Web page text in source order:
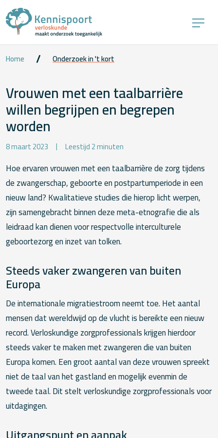
Home Onderzoek in 't kort
Vrouwen met een taalbarrière
willen begrijpen en begrepen
worden
8 maart 2023 Leestijd 2 minuten
Hoe ervaren vrouwen met een taalbarrière de zorg tijdens
de zwangerschap, geboorte en postpartumperiode in een
nieuw land? Kwalitatieve studies die hierop licht werpen,
zijn samengebracht binnen deze meta-etnografie die als
leidraad kan dienen voor respectvolle interculturele
geboortezorg en inzet van tolken.
Steeds vaker zwangeren van buiten
Europa
De internationale migratiestroom neemt toe. Het aantal
mensen dat wereldwijd op de vlucht is bereikte een nieuw
record. Verloskundige zorgprofessionals krijgen hierdoor
steeds vaker te maken met zwangeren die van buiten
Europa komen. Een groot aantal van deze vrouwen spreekt
niet de taal van het gastland en mogelijk evenmin de
tweede taal. Dit stelt verloskundige zorgprofessionals voor
uitdagingen.